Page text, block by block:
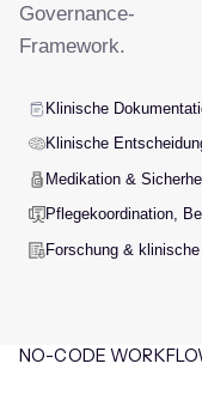
Governance-
Framework.
Klinische
Klinische
Medikation &
Pflegekoordination,
Forschung &
NO-CODE